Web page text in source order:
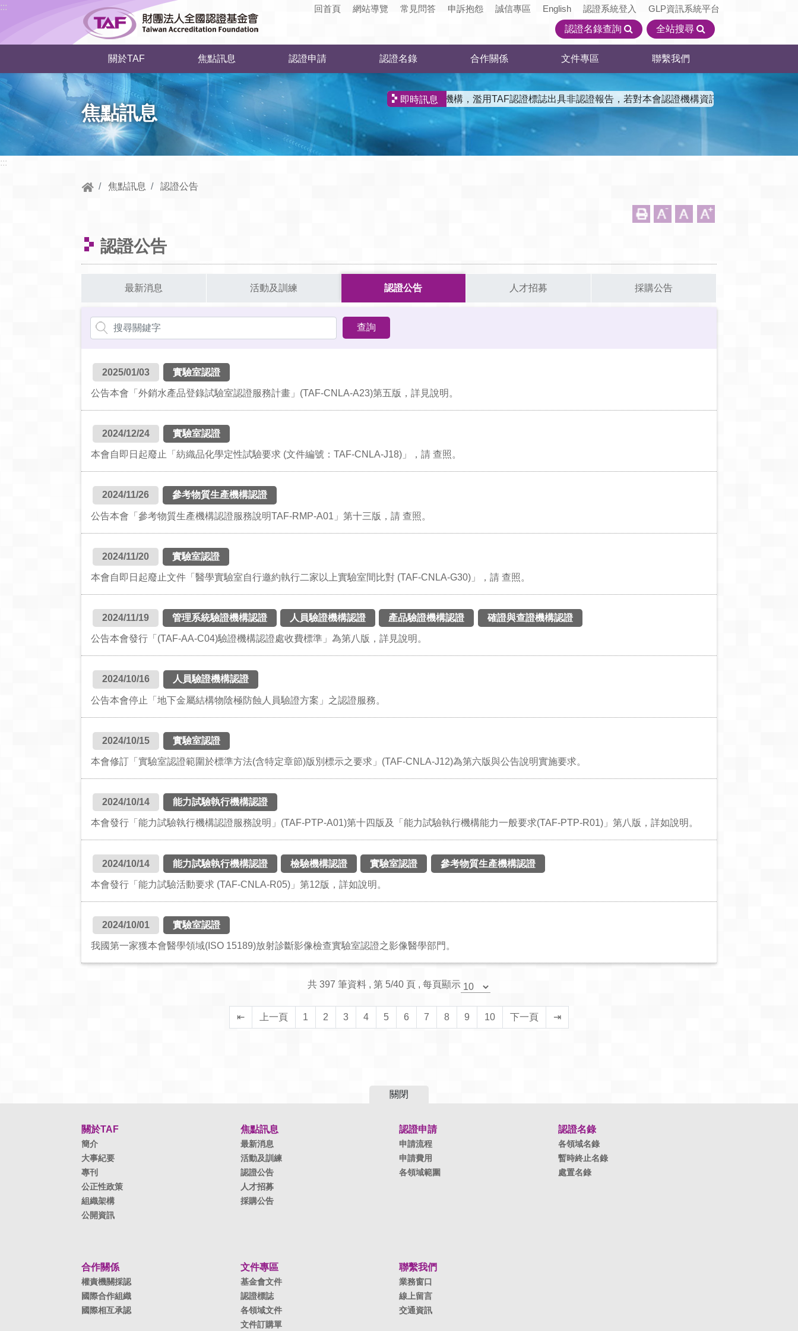
跳到中央內容區塊
::: 回首頁 網站導覽 常見問答 申訴抱怨 誠信專區 English 認證系統登入
GLP資訊系統平台
認證名錄查詢
全站搜尋
關於TAF 焦點訊息 認證申請 認證名錄 合作關係 文件專區 聯繫我們
即時訊息
有非獲認證的機構，濫用TAF認證標誌出具非認證報告，若對本會認證機構資訊有了解需求，請至本會
焦點訊息
:::
焦點訊息 認證公告
認證公告
最新消息 活動及訓練 認證公告 人才招募 採購公告
2025/01/03 實驗室認證
公告本會「外銷水產品登錄試驗室認證服務計畫」(TAF-CNLA-A23)第五版，詳見說明。
2024/12/24 實驗室認證
本會自即日起廢止「紡織品化學定性試驗要求 (文件編號：TAF-CNLA-J18)」，請 查照。
2024/11/26 參考物質生產機構認證
公告本會「參考物質生產機構認證服務說明TAF-RMP-A01」第十三版，請 查照。
2024/11/20 實驗室認證
本會自即日起廢止文件「醫學實驗室自行邀約執行二家以上實驗室間比對 (TAF-CNLA-G30)」，請 查照。
2024/11/19 管理系統驗證機構認證 人員驗證機構認證 產品驗證機構認證 確證與查證機構認證
公告本會發行「(TAF-AA-C04)驗證機構認證處收費標準」為第八版，詳見說明。
2024/10/16 人員驗證機構認證
公告本會停止「地下金屬結構物陰極防蝕人員驗證方案」之認證服務。
2024/10/15 實驗室認證
本會修訂「實驗室認證範圍於標準方法(含特定章節)版別標示之要求」(TAF-CNLA-J12)為第六版與公告說明實施要求。
2024/10/14 能力試驗執行機構認證
本會發行「能力試驗執行機構認證服務說明」(TAF-PTP-A01)第十四版及「能力試驗執行機構能力一般要求(TAF-PTP-R01)」第八版，詳如說明。
2024/10/14 能力試驗執行機構認證 檢驗機構認證 實驗室認證 參考物質生產機構認證
本會發行「能力試驗活動要求 (TAF-CNLA-R05)」第12版，詳如說明。
2024/10/01 實驗室認證
我國第一家獲本會醫學領域(ISO 15189)放射診斷影像檢查實驗室認證之影像醫學部門。
共 397 筆資料 , 第 5/40 頁 , 每頁顯示
⇤ 上一頁 1 2 3 4 5 6 7 8 9 10 下一頁 ⇥
關閉
關於TAF
簡介
大事紀要
專刊
公正性政策
組織架構
公開資訊
焦點訊息
最新消息
活動及訓練
認證公告
人才招募
採購公告
認證申請
申請流程
申請費用
各領域範圍
認證名錄
各領域名錄
暫時終止名錄
處置名錄
合作關係
權責機關採認
國際合作組織
國際相互承認
文件專區
基金會文件
認證標誌
各領域文件
文件訂購單
聯繫我們
業務窗口
線上留言
交通資訊